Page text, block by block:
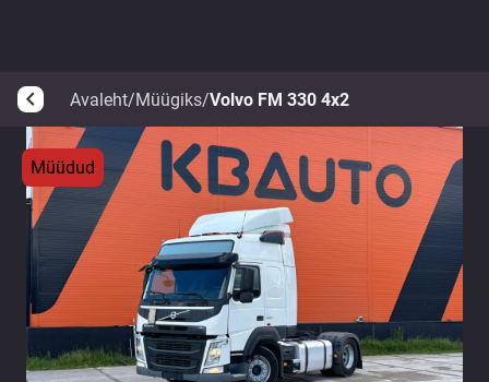
arrow_back_ios Avaleht/Müügiks/Volvo FM 330 4x2
Müüdud